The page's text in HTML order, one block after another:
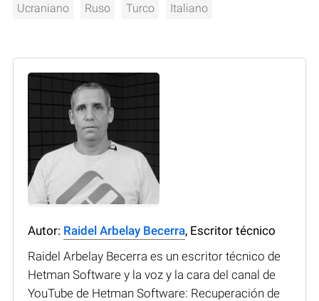
Ucraniano Ruso Turco Italiano
Autor: Raidel Arbelay Becerra, Escritor técnico
Raidel Arbelay Becerra es un escritor técnico de
Hetman Software y la voz y la cara del canal de
YouTube de Hetman Software: Recuperación de